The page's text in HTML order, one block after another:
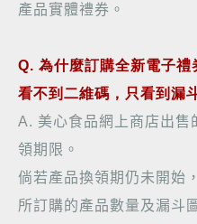
產品實體禮券。
Q. 為什麼訂購全新電子
看不到二維碼，只看到漏
A. 美心食品網上商店出售
領期限。
倘若產品換領期仍未開始
所訂購的產品數量及漏斗